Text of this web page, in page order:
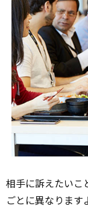
相手に訴えたいこ
ごとに異なります